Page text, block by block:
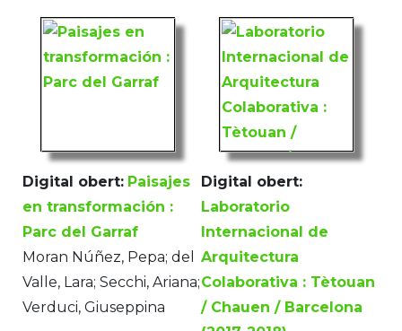
Digital obert: Paisajes
en transformación :
Parc del Garraf
Moran Núñez, Pepa; del
Valle, Lara; Secchi, Ariana;
Verduci, Giuseppina
Digital obert:
Laboratorio
Internacional de
Arquitectura
Colaborativa : Tètouan
/ Chauen / Barcelona